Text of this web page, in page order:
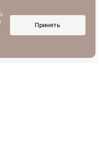
Принять